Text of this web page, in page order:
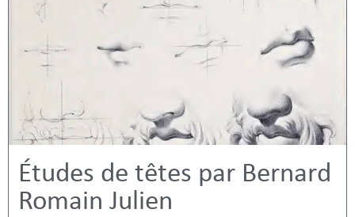
Études de têtes par Bernard
Romain Julien